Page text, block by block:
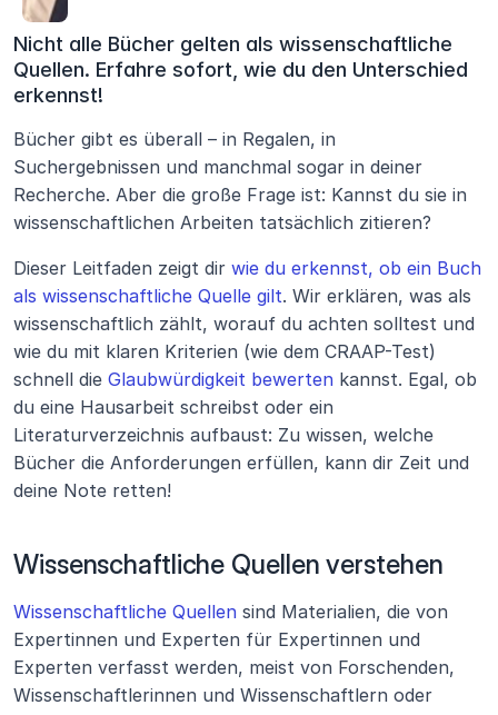
Nicht alle Bücher gelten als wissenschaftliche
Quellen. Erfahre sofort, wie du den Unterschied
erkennst!
Bücher gibt es überall – in Regalen, in
Suchergebnissen und manchmal sogar in deiner
Recherche. Aber die große Frage ist: Kannst du sie in
wissenschaftlichen Arbeiten tatsächlich zitieren?
Dieser Leitfaden zeigt dir wie du erkennst, ob ein Buch
als wissenschaftliche Quelle gilt. Wir erklären, was als
wissenschaftlich zählt, worauf du achten solltest und
wie du mit klaren Kriterien (wie dem CRAAP-Test)
schnell die Glaubwürdigkeit bewerten kannst. Egal, ob
du eine Hausarbeit schreibst oder ein
Literaturverzeichnis aufbaust: Zu wissen, welche
Bücher die Anforderungen erfüllen, kann dir Zeit und
deine Note retten!
Wissenschaftliche Quellen verstehen
Wissenschaftliche Quellen sind Materialien, die von
Expertinnen und Experten für Expertinnen und
Experten verfasst werden, meist von Forschenden,
Wissenschaftlerinnen und Wissenschaftlern oder